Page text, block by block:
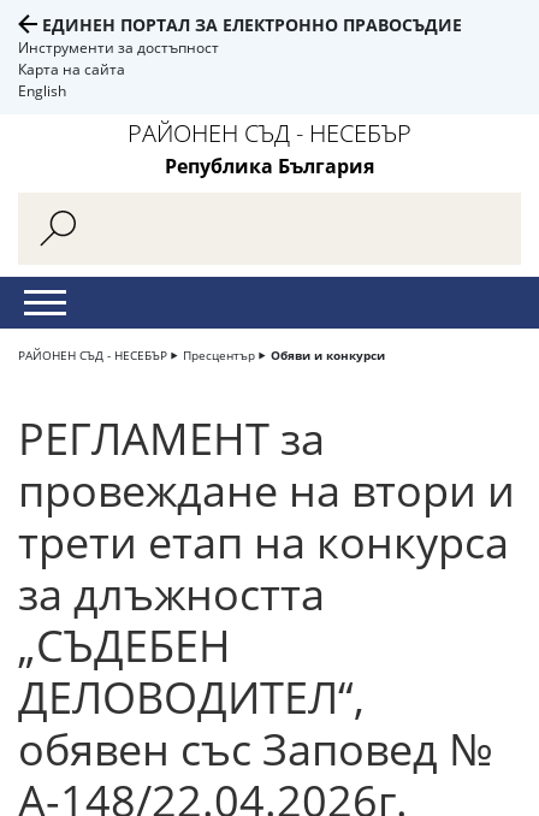
ЕДИНЕН ПОРТАЛ ЗА ЕЛЕКТРОННО ПРАВОСЪДИЕ
Инструменти за достъпност
Карта на сайта
English
РАЙОНЕН СЪД - НЕСЕБЪР
Република България
РАЙОНЕН СЪД - НЕСЕБЪР Пресцентър Обяви и конкурси
РЕГЛАМЕНТ за
провеждане на втори и
трети етап на конкурса
за длъжността
„СЪДЕБЕН
ДЕЛОВОДИТЕЛ“,
обявен със Заповед №
А-148/22.04.2026г.